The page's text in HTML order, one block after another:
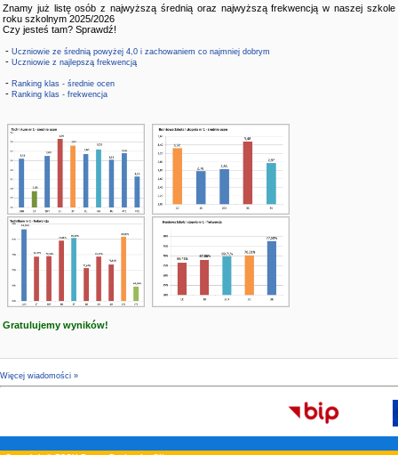
Znamy już listę osób z najwyższą średnią oraz najwyższą frekwencją w naszej szkole
roku szkolnym 2025/2026
Czy jesteś tam? Sprawdź!
- Uczniowie ze średnią powyżej 4,0 i zachowaniem co najmniej dobrym
- Uczniowie z najlepszą frekwencją
- Ranking klas - średnie ocen
- Ranking klas - frekwencja
Gratulujemy wyników!
Więcej wiadomości »